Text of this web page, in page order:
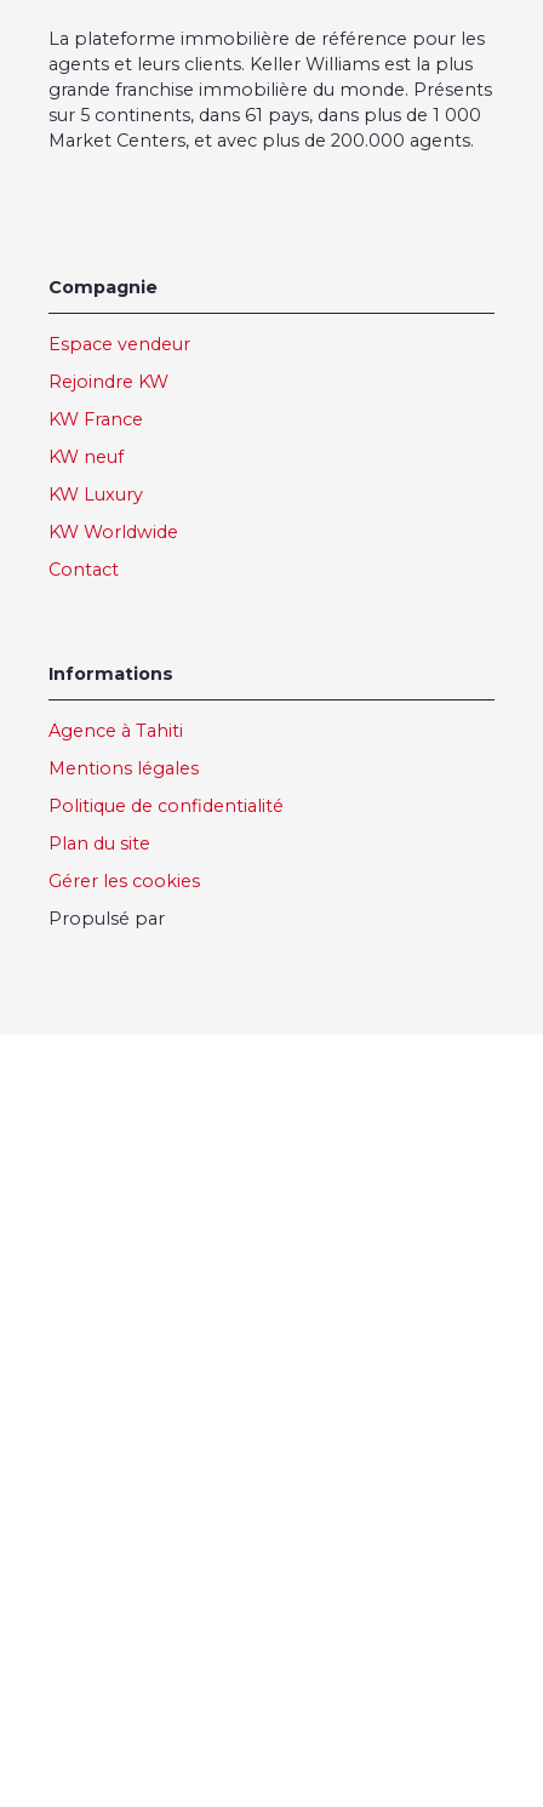
La plateforme immobilière de référence pour les
agents et leurs clients. Keller Williams est la plus
grande franchise immobilière du monde. Présents
sur 5 continents, dans 61 pays, dans plus de 1 000
Market Centers, et avec plus de 200.000 agents.
Compagnie
Espace vendeur
Rejoindre KW
KW France
KW neuf
KW Luxury
KW Worldwide
Contact
Informations
Agence à Tahiti
Mentions légales
Politique de confidentialité
Plan du site
Gérer les cookies
Propulsé par